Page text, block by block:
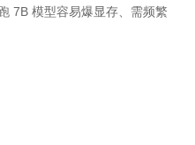
7B 模型容易爆显存、需频繁